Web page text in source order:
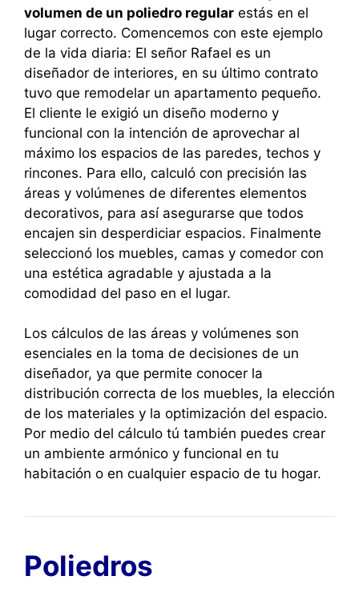
volumen de un poliedro regular estás en el
lugar correcto. Comencemos con este ejemplo
de la vida diaria: El señor Rafael es un
diseñador de interiores, en su último contrato
tuvo que remodelar un apartamento pequeño.
El cliente le exigió un diseño moderno y
funcional con la intención de aprovechar al
máximo los espacios de las paredes, techos y
rincones. Para ello, calculó con precisión las
áreas y volúmenes de diferentes elementos
decorativos, para así asegurarse que todos
encajen sin desperdiciar espacios. Finalmente
seleccionó los muebles, camas y comedor con
una estética agradable y ajustada a la
comodidad del paso en el lugar.
Los cálculos de las áreas y volúmenes son
esenciales en la toma de decisiones de un
diseñador, ya que permite conocer la
distribución correcta de los muebles, la elección
de los materiales y la optimización del espacio.
Por medio del cálculo tú también puedes crear
un ambiente armónico y funcional en tu
habitación o en cualquier espacio de tu hogar.
Poliedros